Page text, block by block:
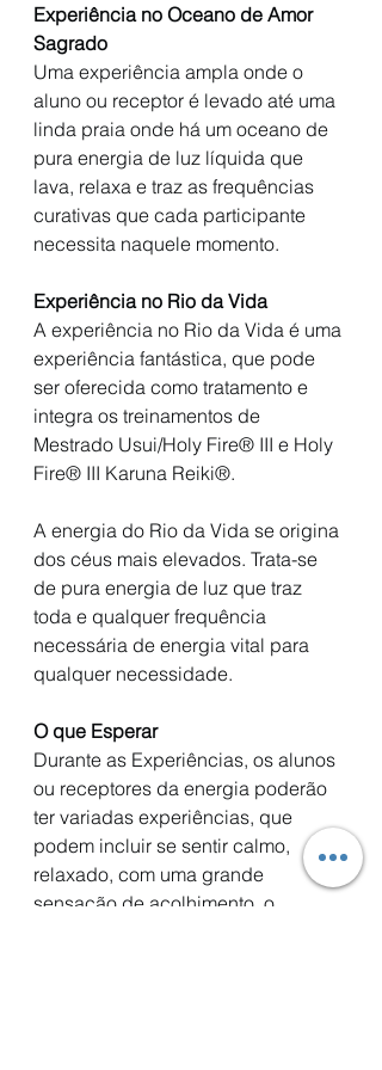
Experiência no Oceano de Amor
Sagrado
Uma experiência ampla onde o
aluno ou receptor é levado até uma
linda praia onde há um oceano de
pura energia de luz líquida que
lava, relaxa e traz as frequências
curativas que cada participante
necessita naquele momento.
Experiência no Rio da Vida
A experiência no Rio da Vida é uma
experiência fantástica, que pode
ser oferecida como tratamento e
integra os treinamentos de
Mestrado Usui/Holy Fire® III e Holy
Fire® III Karuna Reiki®.
A energia do Rio da Vida se origina
dos céus mais elevados. Trata-se
de pura energia de luz que traz
toda e qualquer frequência
necessária de energia vital para
qualquer necessidade.
O que Esperar
Durante as Experiências, os alunos
ou receptores da energia poderão
ter variadas experiências, que
podem incluir se sentir calmo,
relaxado, com uma grande
sensação de acolhimento, o